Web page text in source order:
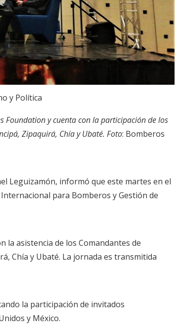
y Política
Foundation y cuenta con la participación de los
Zipaquirá, Chía y Ubaté. Foto: Bomberos
Leguizamón, informó que este martes en el
para Bomberos y Gestión de
la asistencia de los Comandantes de
Chía y Ubaté. La jornada es transmitida
la participación de invitados
y México.